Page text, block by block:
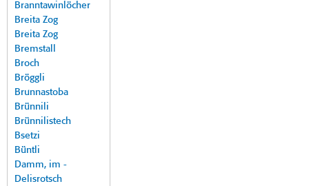
Branntawinlöcher
Breita Zog
Breita Zog
Bremstall
Broch
Bröggli
Brunnastoba
Brünnili
Brünnilistech
Bsetzi
Büntli
Damm, im -
Delisrotsch